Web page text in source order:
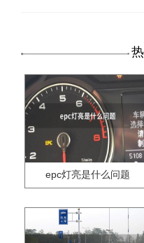
epc灯亮是什么问题